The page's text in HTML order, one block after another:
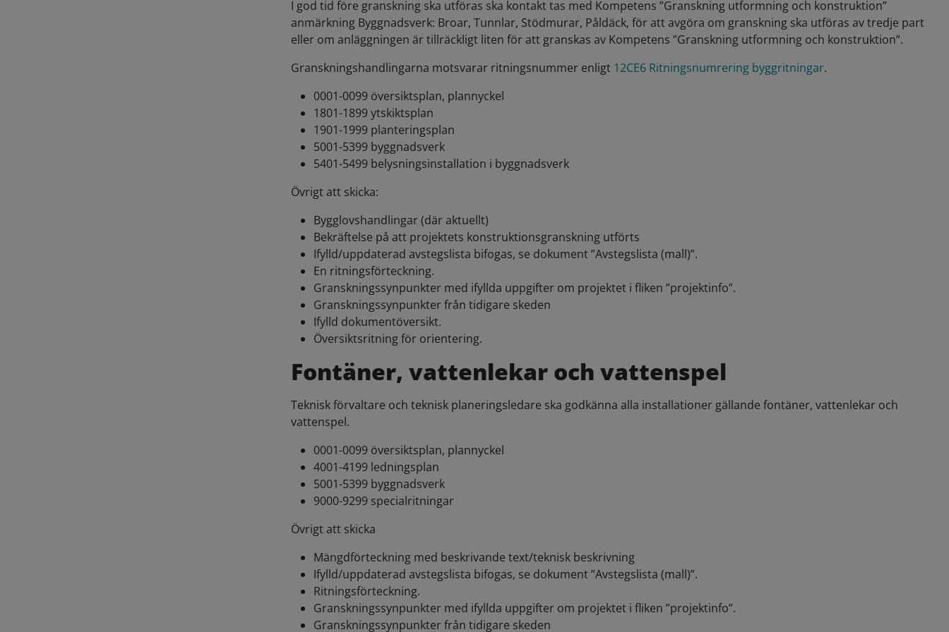
I god tid före granskning ska utföras ska kontakt tas med Kompetens ”Granskning utformning och konstruktion”
anmärkning Byggnadsverk: Broar, Tunnlar, Stödmurar, Påldäck, för att avgöra om granskning ska utföras av tredje part
eller om anläggningen är tillräckligt liten för att granskas av Kompetens ”Granskning utformning och konstruktion”.
Granskningshandlingarna motsvarar ritningsnummer enligt 12CE6 Ritningsnumrering byggritningar.
0001-0099 översiktsplan, plannyckel
1801-1899 ytskiktsplan
1901-1999 planteringsplan
5001-5399 byggnadsverk
5401-5499 belysningsinstallation i byggnadsverk
Övrigt att skicka:
Bygglovshandlingar (där aktuellt)
Bekräftelse på att projektets konstruktionsgranskning utförts
Ifylld/uppdaterad avstegslista bifogas, se dokument ”Avstegslista (mall)”.
En ritningsförteckning.
Granskningssynpunkter med ifyllda uppgifter om projektet i fliken ”projektinfo”.
Granskningssynpunkter från tidigare skeden
Ifylld dokumentöversikt.
Översiktsritning för orientering.
Fontäner, vattenlekar och vattenspel
Teknisk förvaltare och teknisk planeringsledare ska godkänna alla installationer gällande fontäner, vattenlekar och
vattenspel.
0001-0099 översiktsplan, plannyckel
4001-4199 ledningsplan
5001-5399 byggnadsverk
9000-9299 specialritningar
Övrigt att skicka
Mängdförteckning med beskrivande text/teknisk beskrivning
Ifylld/uppdaterad avstegslista bifogas, se dokument ”Avstegslista (mall)”.
Ritningsförteckning.
Granskningssynpunkter med ifyllda uppgifter om projektet i fliken ”projektinfo”.
Granskningssynpunkter från tidigare skeden